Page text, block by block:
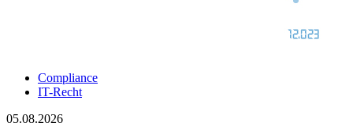
Compliance
IT-Recht
05.08.2026